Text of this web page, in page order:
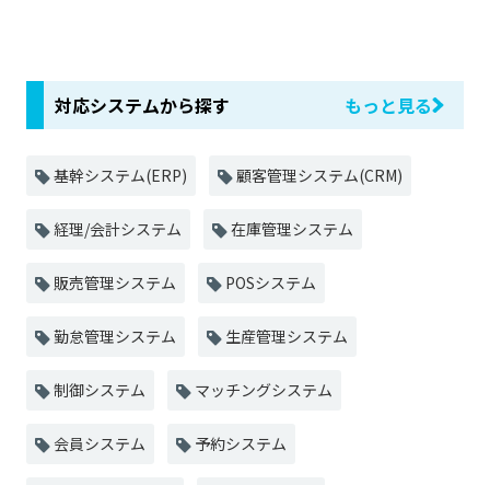
対応システムから探す もっと見る
基幹システム(ERP) 顧客管理システム(CRM)
経理/会計システム 在庫管理システム
販売管理システム POSシステム
勤怠管理システム 生産管理システム
制御システム マッチングシステム
会員システム 予約システム